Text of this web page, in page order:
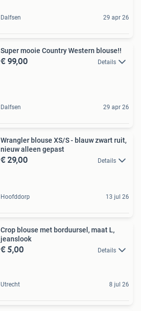
Dalfsen 29 apr 26
Super mooie Country Western blouse!!
€ 99,00 Details
Dalfsen 29 apr 26
Wrangler blouse XS/S - blauw zwart ruit,
nieuw alleen gepast
€ 29,00 Details
Hoofddorp 13 jul 26
Crop blouse met borduursel, maat L,
jeanslook
€ 5,00 Details
Utrecht 8 jul 26